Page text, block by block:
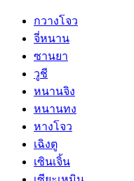
กวางโจว
จี่หนาน
ซานยา
วูชี
หนานจิง
หนานทง
หางโจว
เฉิงตู
เซินเจิ้น